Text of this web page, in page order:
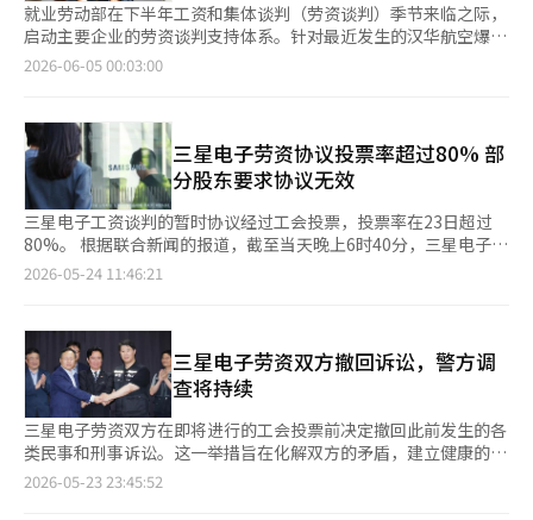
就业劳动部在下半年工资和集体谈判（劳资谈判）季节来临之际，
启动主要企业的劳资谈判支持体系。针对最近发生的汉华航空爆炸
事故，决定加强对军工和半导体行业的工业安全和劳动标准的联合
战争长期化对就业市场的影响等议题。劳动部指出，尽管三星电子
的劳资在没有罢工的情况下达成了工资协议，但考虑到部分大企业
围绕绩效奖金等问题的劳资冲突仍在持续，决定在全国8个地方劳
动局和代表处组建“劳资谈判支持团队（暂名）”。该团队将与地
方劳动委员会合作，支持劳资之间的对话与妥协，并着手预防争
议。金部长在会议中表示：“关于修订的劳动组合法引发近期绩效
奖金争议的说法并不属实”，并强调：“应考虑通过原承包商与下
游承包商之间的对话制度化来实现共赢的法律初衷。”他进一步指
达成谈判，并推动绩效分配问题与企业成长、原承包商与下游承包
商的发展及所有利益相关者的共赢相结合的社会对话。”针对最近
发生的汉华航空爆炸事故，会议还讨论了防止重演的对策。未来将
重点对半导体和军工等近期生产急剧增加的行业进行工业安全和劳
动标准的紧急联合检查，并对重复发生类似事故的企业进行选择性
预防监管。金部长表示：“军工企业因国家安全设施的原因，是否
在外部监督和制衡上有所松懈，需要进行审视”，并要求：“在安
全面前没有任何妥协的原则下，全力以赴进行对军工和半导体企业
2026-06-05 00:03:00
三星电子劳资协议投票率超过80% 部
分股东要求协议无效
三星电子工资谈判的暂时协议经过工会投票，投票率在23日超过
80%。 根据联合新闻的报道，截至当天晚上6时40分，三星电子最
大工会——三星集团超企业劳动组合三星支部（以下简称超企业工
中，8187名投票权人中有6502人参与，投票率为79.42%。两大工
会的投票率合计为80.47%。 投票于前一天下午2时12分开始，将
持续到27日上午10时。若超过一半的投票权人参与，且参与者中
超过一半赞成，暂时协议将最终确定。 然而，围绕协议的内部意
见存在分歧。前三星工会和第三大工会三星电子劳动组合同行（以
下简称同行工会）目前正在进行协议否决运动。 超企业工会主席
崔胜浩表示，如果暂时协议被否决，将把今年的谈判委托给剩余的
执行委员会，并进行重新任命投票。他还表示：“无论投票结果如
2026-05-24 11:46:21
三星电子劳资双方撤回诉讼，警方调
查将持续
三星电子劳资双方在即将进行的工会投票前决定撤回此前发生的各
类民事和刑事诉讼。这一举措旨在化解双方的矛盾，建立健康的劳
资关系。据业内消息，三星电子劳资双方近期召开了绩效奖金调整
2026-05-23 23:45:52